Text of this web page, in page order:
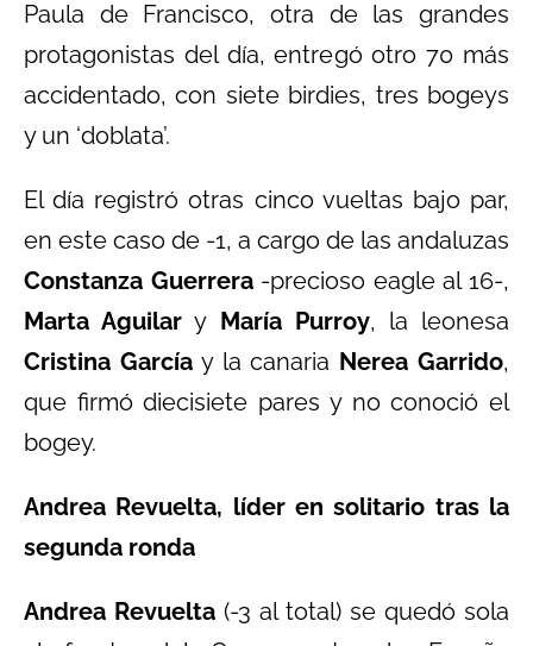
Paula de Francisco, otra de las grandes
protagonistas del día, entregó otro 70 más
accidentado, con siete birdies, tres bogeys
y un ‘doblata’.
El día registró otras cinco vueltas bajo par,
en este caso de -1, a cargo de las andaluzas
Constanza Guerrera-precioso eagle al 16-,
Marta Aguilar y María Purroy, la leonesa
Cristina Garcíay la canaria Nerea Garrido,
que firmó diecisiete pares y no conoció el
bogey.
Andrea Revuelta, líder en solitario tras la
segunda ronda
Andrea Revuelta (-3 al total) se quedó sola